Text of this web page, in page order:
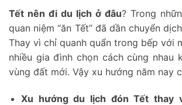
Tết nên đi du lịch ở đâu? Trong
quan niệm “ăn Tết” đã dần chuyển
Thay vì chỉ quanh quẩn trong bếp với
nhiều gia đình chọn cách cùng nhau
vùng đất mới. Vậy xu hướng năm nay
Xu hướng du lịch đón Tết thay